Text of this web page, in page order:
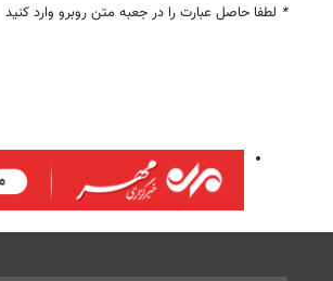
* لطفا حاصل عبارت را در جعبه متن روبرو وارد کنید